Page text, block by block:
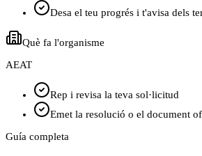
Desa el teu progrés i t'avisa dels
Què fa l'organisme
AEAT
Rep i revisa la teva sol·licitud
Emet la resolució o el document
Guía completa